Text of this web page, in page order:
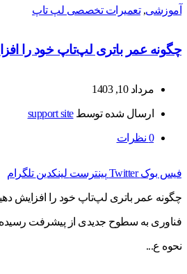
آموزشی,تعمیرات تخصصی لپ تاپ
چگونه عمر باتری لپ‌تاپ خود را
مرداد 10, 1403
ارسال شده توسطsupport site
0 نظرات
فیس بوک Twitter پینترست لینکدین تلگرام
چگونه عمر باتری لپ‌تاپ خود را افزایش
فناوری به سطوح جدیدی از پیشرفت
نحوه ع...